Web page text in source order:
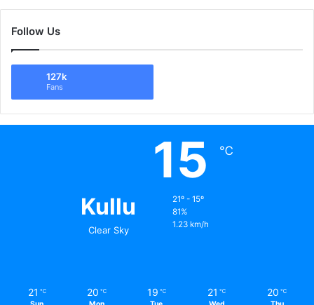
Follow Us
127k
Fans
Kullu
Clear Sky
15 ℃
21º - 15º
81%
1.23 km/h
21 ℃ 20 ℃ 19 ℃ 21 ℃ 20 ℃